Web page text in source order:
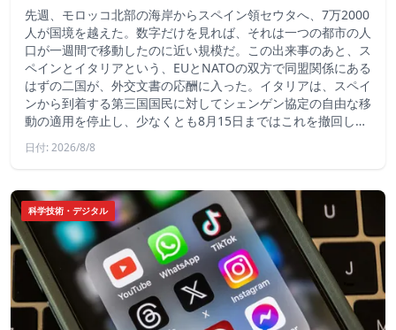
先週、モロッコ北部の海岸からスペイン領セウタへ、7万2000
人が国境を越えた。数字だけを見れば、それは一つの都市の人
口が一週間で移動したのに近い規模だ。この出来事のあと、ス
ペインとイタリアという、EUとNATOの双方で同盟関係にある
はずの二国が、外交文書の応酬に入った。イタリアは、スペイ
ンから到着する第三国国民に対してシェンゲン協定の自由な移
動の適用を停止し、少なくとも8月15日まではこれを撤回し…
日付: 2026/8/8
科学技術・デジタル